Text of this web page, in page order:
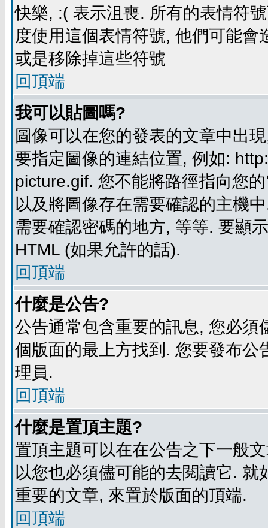
快樂, :( 表示沮喪. 所有的表情符
度使用這個表情符號, 他們可能
或是移除掉這些符號
回頂端
我可以貼圖嗎?
圖像可以在您的發表的文章中出
要指定圖像的連結位置, 例如:
picture.gif. 您不能將路徑指向您
以及將圖像存在需要確認的主機
需要確認密碼的地方, 等等. 要顯
HTML (如果允許的話).
回頂端
什麼是公告?
公告通常包含重要的訊息, 您必
個版面的最上方找到. 您要發布
理員.
回頂端
什麼是置頂主題?
置頂主題可以在在公告之下一般
以您也必須儘可能的去閱讀它.
重要的文章, 來置於版面的頂端.
回頂端